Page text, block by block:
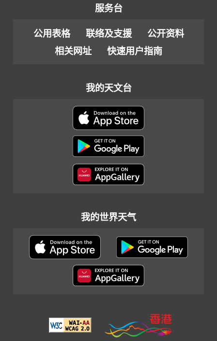
服务台
公用表格 联络及支援
公开资料
相关网址
快速用户指南
我的天文台
我的世界天气